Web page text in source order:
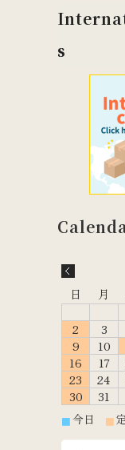
s
日 月
2
3
9
10
16
17
23
24
30
31
■今日 ■